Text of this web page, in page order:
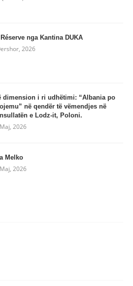
Réserve nga Kantina DUKA
2026
dimension i ri udhëtimi: “Albania po
në qendër të vëmendjes në
e Lodz-it, Poloni.
2026
Melko
2026